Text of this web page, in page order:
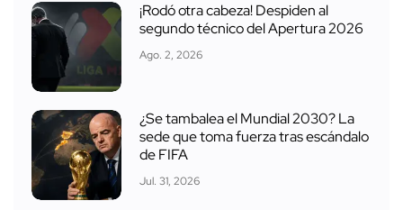
¡Rodó otra cabeza! Despiden al
segundo técnico del Apertura 2026
Ago. 2, 2026
¿Se tambalea el Mundial 2030? La
sede que toma fuerza tras escándalo
de FIFA
Jul. 31, 2026